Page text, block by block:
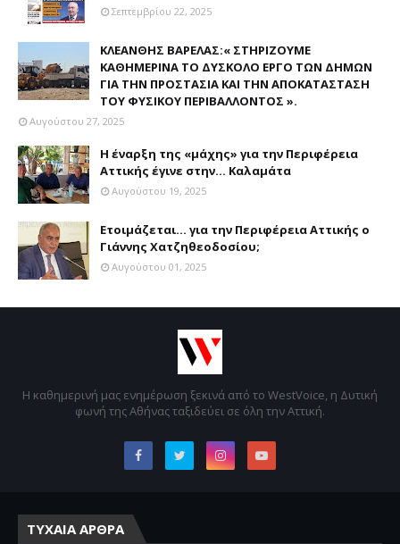
Σεπτεμβρίου 22, 2025
ΚΛΕΑΝΘΗΣ ΒΑΡΕΛΑΣ:« ΣΤΗΡΙΖΟΥΜΕ
ΚΑΘΗΜΕΡΙΝΑ ΤΟ ΔΥΣΚΟΛΟ ΕΡΓΟ ΤΩΝ ΔΗΜΩΝ
ΓΙΑ ΤΗΝ ΠΡΟΣΤΑΣΙΑ ΚΑΙ ΤΗΝ ΑΠΟΚΑΤΑΣΤΑΣΗ
ΤΟΥ ΦΥΣΙΚΟΥ ΠΕΡΙΒΑΛΛΟΝΤΟΣ ».
Αυγούστου 27, 2025
Η έναρξη της «μάχης» για την Περιφέρεια
Αττικής έγινε στην... Καλαμάτα
Αυγούστου 19, 2025
Ετοιμάζεται... για την Περιφέρεια Αττικής ο
Γιάννης Χατζηθεοδοσίου;
Αυγούστου 01, 2025
Η καθημερινή μας ενημέρωση ξεκινά από το WestVoice, η Δυτική
φωνή της Αθήνας ταξιδεύει σε όλη την Αττική.
ΤΥΧΑΙΑ ΑΡΘΡΑ